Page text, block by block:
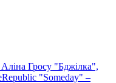
Гросу "Бджілка",
"Someday" –